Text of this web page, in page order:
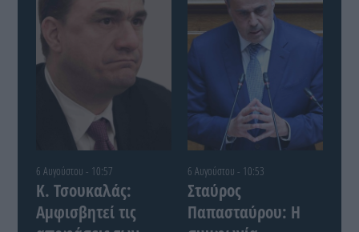
6 Αυγούστου - 10:57
Κ. Τσουκαλάς:
Αμφισβητεί τις
6 Αυγούστου - 10:53
Σταύρος
Παπασταύρου: Η